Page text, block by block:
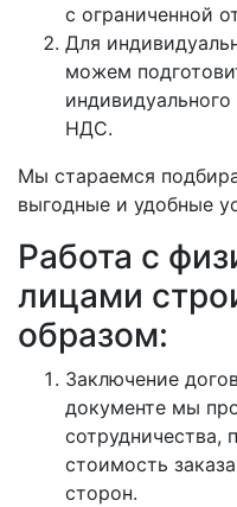
с ограниченной
Для
можем
НДС.
Мы стараемся
выгодные и удобные
Работа с
лицами
образом:
Заключение
документе мы
сотрудничества,
стоимость
сторон.